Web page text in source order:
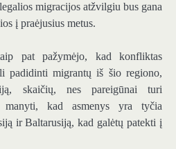
migracijos atžvilgiu bus gana
į praėjusius metus.
pat pažymėjo, kad konfliktas
padidinti migrantų iš šio regiono,
skaičių, nes pareigūnai turi
manyti, kad asmenys yra tyčia
ir Baltarusiją, kad galėtų patekti į